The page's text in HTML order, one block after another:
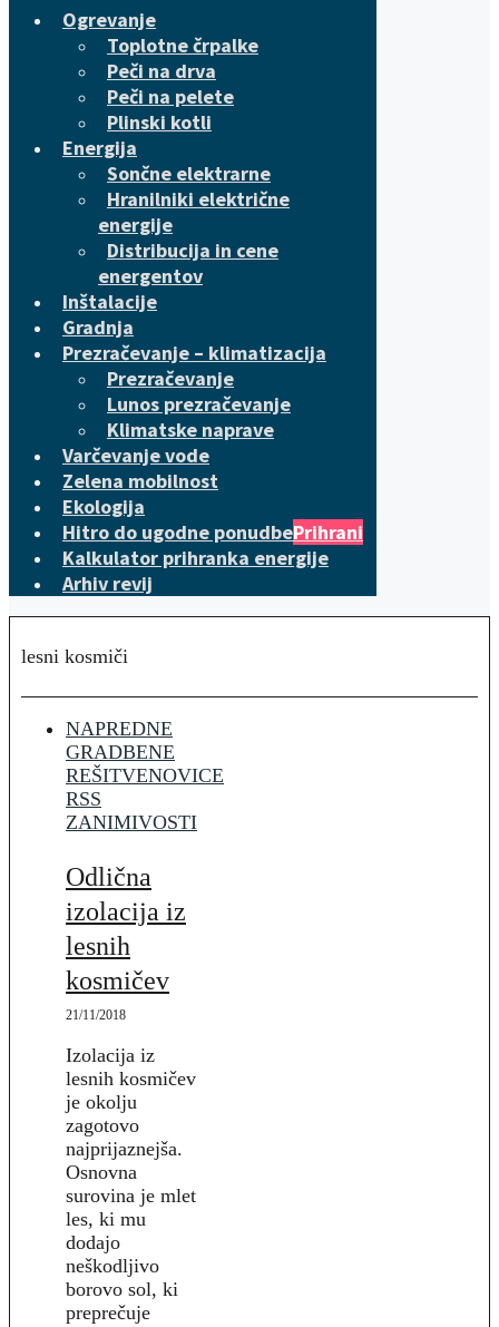
Ogrevanje
Toplotne črpalke
Peči na drva
Peči na pelete
Plinski kotli
Energija
Sončne elektrarne
Hranilniki električne
energije
Distribucija in cene
energentov
Inštalacije
Gradnja
Prezračevanje – klimatizacija
Prezračevanje
Lunos prezračevanje
Klimatske naprave
Varčevanje vode
Zelena mobilnost
Ekologija
Hitro do ugodne ponudbePrihrani
Kalkulator prihranka energije
Arhiv revij
lesni kosmiči
NAPREDNE
GRADBENE
REŠITVENOVICE
RSS
ZANIMIVOSTI
Odlična
izolacija iz
lesnih
kosmičev
21/11/2018
Izolacija iz
lesnih kosmičev
je okolju
zagotovo
najprijaznejša.
Osnovna
surovina je mlet
les, ki mu
dodajo
neškodljivo
borovo sol, ki
preprečuje